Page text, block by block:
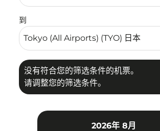
到
没有符合您的筛选条件的机票。
请调整您的筛选条件。
2026年 8月